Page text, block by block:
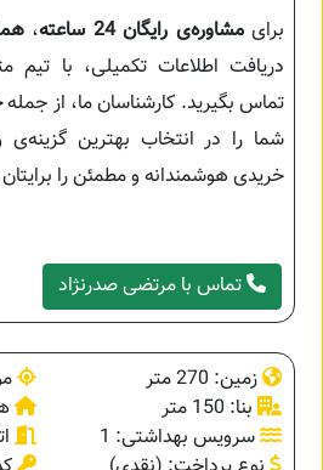
برایمشاوره‌ی رایگان 24 ساعته ،
دریافت اطلاعات تکمیلی، با
تماس بگیرید. کارشناسان ما، از جمله
شما را در انتخاب بهترین گزینه‌ی
خریدی هوشمندانه و مطمئن را برایتان
تماس با مرتضی صدرنژاد
زمین: 270 متر
بنا: 150 متر
سرویس بهداشتی: 1